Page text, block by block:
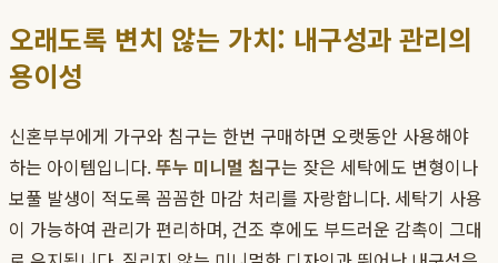
오래도록 변치 않는 가치: 내구성과 관리의
용이성
신혼부부에게 가구와 침구는 한번 구매하면 오랫동안 사용해야
하는 아이템입니다.뚜누 미니멀 침구는 잦은 세탁에도 변형이나
보풀 발생이 적도록 꼼꼼한 마감 처리를 자랑합니다. 세탁기 사용
이 가능하여 관리가 편리하며, 건조 후에도 부드러운 감촉이 그대